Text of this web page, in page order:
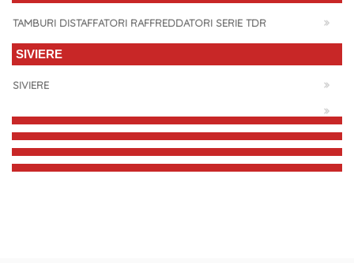
TAMBURI DISTAFFATORI RAFFREDDATORI SERIE TDR
SIVIERE
SIVIERE